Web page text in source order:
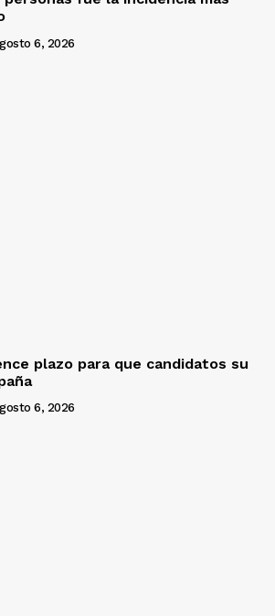
6, 2026
plazo para que candidatos su
6, 2026